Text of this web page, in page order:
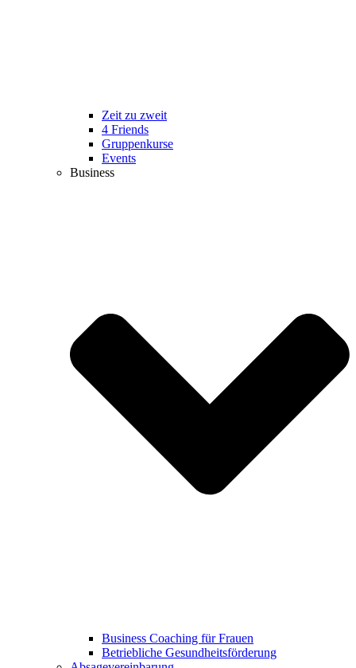
Zeit zu zweit
4 Friends
Gruppenkurse
Events
Business
Business Coaching für Frauen
Betriebliche Gesundheitsförderung